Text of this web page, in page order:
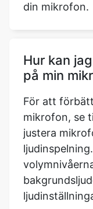
din mikrofon.
Hur kan
på min
För att
mikrofon, se
justera